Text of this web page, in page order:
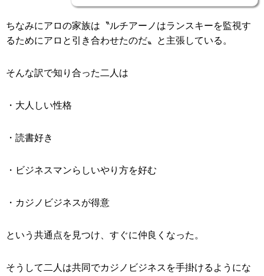
ちなみにアロの家族は〝ルチアーノはランスキーを監視す
るためにアロと引き合わせたのだ〟と主張している。
そんな訳で知り合った二人は
・大人しい性格
・読書好き
・ビジネスマンらしいやり方を好む
・カジノビジネスが得意
という共通点を見つけ、すぐに仲良くなった。
そうして二人は共同でカジノビジネスを手掛けるようにな